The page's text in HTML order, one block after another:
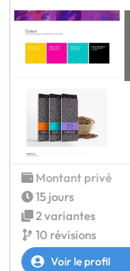
Montant privé
15 jours
2 variantes
10 révisions
Voir le profil